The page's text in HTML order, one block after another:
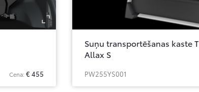
Cena: € 455
Suņu transportēšanas kaste
Allax S
PW255YS001